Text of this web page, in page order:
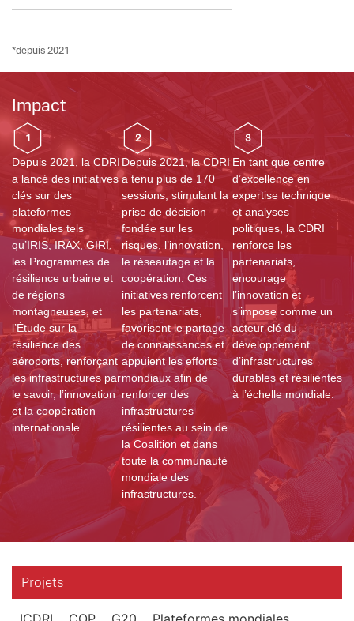
*depuis 2021
Impact
1
Depuis 2021, la CDRI
a lancé des initiatives
clés sur des
plateformes
mondiales tels
qu’IRIS, IRAX, GIRI,
les Programmes de
résilience urbaine et
de régions
montagneuses, et
l’Étude sur la
résilience des
aéroports, renforçant
les infrastructures par
le savoir, l’innovation
et la coopération
internationale.
2
Depuis 2021, la CDRI
a tenu plus de 170
sessions, stimulant la
prise de décision
fondée sur les
risques, l’innovation,
le réseautage et la
coopération. Ces
initiatives renforcent
les partenariats,
favorisent le partage
de connaissances et
appuient les efforts
mondiaux afin de
renforcer des
infrastructures
résilientes au sein de
la Coalition et dans
toute la communauté
mondiale des
infrastructures.
3
En tant que centre
d’excellence en
expertise technique
et analyses
politiques, la CDRI
renforce les
partenariats,
encourage
l’innovation et
s’impose comme un
acteur clé du
développement
d’infrastructures
durables et résilientes
à l’échelle mondiale.
Projets